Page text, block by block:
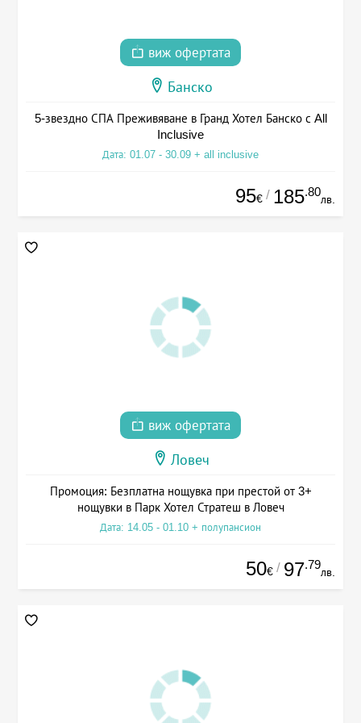
виж офертата
Банско
5-звездно СПА Преживяване в Гранд Хотел Банско с All
Inclusive
Дата: 01.07 - 30.09 + all inclusive
95€ / 185.80
лв.
виж офертата
Ловеч
Промоция: Безплатна нощувка при престой от 3+
нощувки в Парк Хотел Стратеш в Ловеч
Дата: 14.05 - 01.10 + полупансион
50€ / 97.79
лв.